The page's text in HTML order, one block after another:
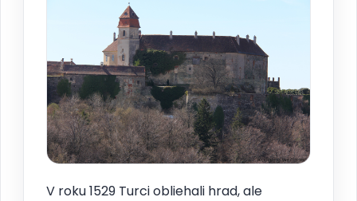
V roku 1529 Turci obliehali hrad, ale